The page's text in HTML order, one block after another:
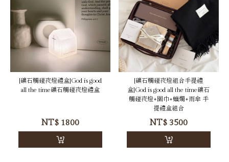
[礦石觸碰夜燈禮盒]God is good
all the time礦石觸碰夜燈禮盒
NT$ 1800
[礦石觸碰夜燈組合手提禮
盒]God is good all the time礦石
觸碰夜燈+圍巾+蠟燭+雨傘 手
提禮盒組合
NT$ 3500